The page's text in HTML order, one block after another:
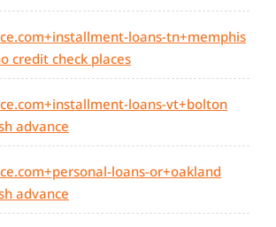
loans-tn+memphis
credit check places
loans-vt+bolton
advance
loans-or+oakland
advance